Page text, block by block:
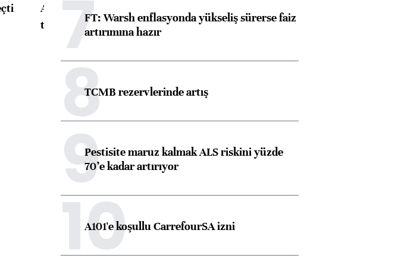
ABD'de konut başlangıçları
toparlandı
7FT: Warsh enflasyonda yükseliş sürerse faiz
artırımına hazır
8TCMB rezervlerinde artış
9Pestisite maruz kalmak ALS riskini yüzde
70’e kadar artırıyor
10
A101'e koşullu CarrefourSA izni